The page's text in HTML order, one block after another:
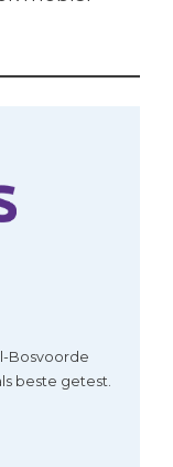
Bosvoorde
beste getest.